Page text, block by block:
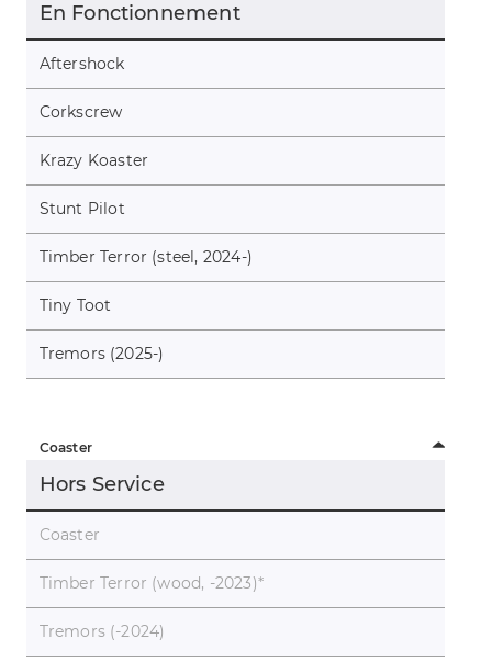
En Fonctionnement
Aftershock
Corkscrew
Krazy Koaster
Stunt Pilot
Timber Terror (steel, 2024-)
Tiny Toot
Tremors (2025-)
Coaster
Hors Service
Coaster
Timber Terror (wood, -2023)*
Tremors (-2024)